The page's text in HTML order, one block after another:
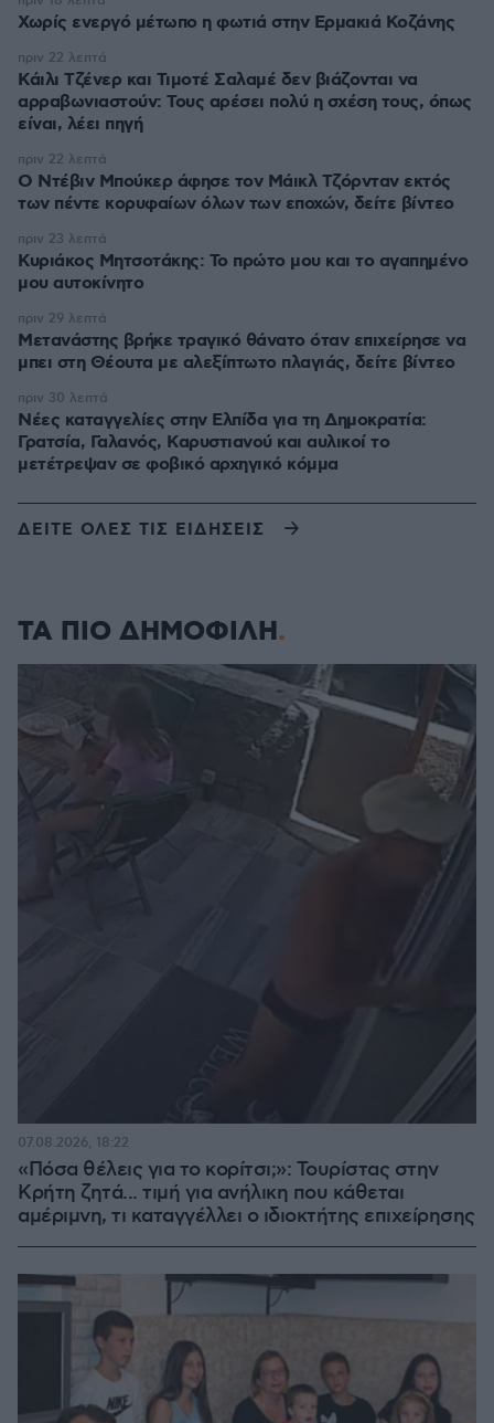
Χωρίς ενεργό μέτωπο η φωτιά στην Ερμακιά Κοζάνης
Κάιλι Τζένερ και Τιμοτέ Σαλαμέ δεν βιάζονται να
αρραβωνιαστούν: Τους αρέσει πολύ η σχέση τους, όπως
είναι, λέει πηγή
πριν 22 λεπτά
Ο Ντέβιν Μπούκερ άφησε τον Μάικλ Τζόρνταν εκτός
των πέντε κορυφαίων όλων των εποχών, δείτε βίντεο
πριν 22 λεπτά
Κυριάκος Μητσοτάκης: Το πρώτο μου και το αγαπημένο
μου αυτοκίνητο
πριν 23 λεπτά
Μετανάστης βρήκε τραγικό θάνατο όταν επιχείρησε να
μπει στη Θέουτα με αλεξίπτωτο πλαγιάς, δείτε βίντεο
πριν 29 λεπτά
Νέες καταγγελίες στην Ελπίδα για τη Δημοκρατία:
Γρατσία, Γαλανός, Καρυστιανού και αυλικοί το
μετέτρεψαν σε φοβικό αρχηγικό κόμμα
πριν 30 λεπτά
ΔΕΙΤΕ ΟΛΕΣ ΤΙΣ ΕΙΔΗΣΕΙΣ
ΤΑ ΠΙΟ ΔΗΜΟΦΙΛΗ
«Πόσα θέλεις για το κορίτσι;»: Τουρίστας στην
Κρήτη ζητά... τιμή για ανήλικη που κάθεται
αμέριμνη, τι καταγγέλλει ο ιδιοκτήτης επιχείρησης
07.08.2026, 18:22